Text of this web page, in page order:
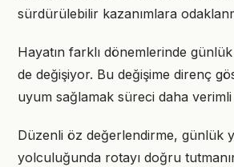
sürdürülebilir kazanımlara
Hayatın farklı dönemlerinde
de değişiyor. Bu değişime direnç
uyum sağlamak süreci daha verimli
Düzenli öz değerlendirme, günlük
yolculuğunda rotayı doğru